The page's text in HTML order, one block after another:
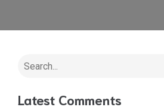
Latest Comments